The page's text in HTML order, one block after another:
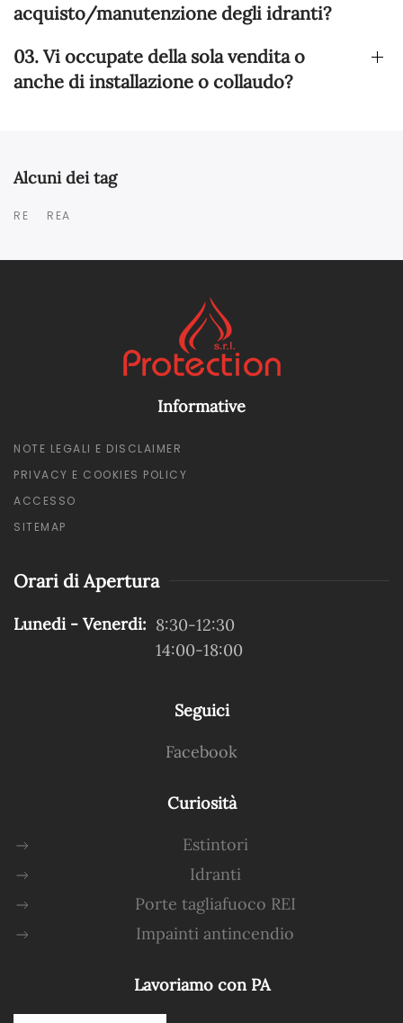
acquisto/manutenzione degli idranti?
03. Vi occupate della sola vendita o
anche di installazione o collaudo?
Alcuni dei tag
RE REA
Informative
NOTE LEGALI E DISCLAIMER
PRIVACY E COOKIES POLICY
ACCESSO
SITEMAP
Orari di Apertura
Lunedi - Venerdi: 8:30-12:30
14:00-18:00
Seguici
Facebook
Curiosità
Estintori
Idranti
Porte tagliafuoco REI
Impainti antincendio
Lavoriamo con PA